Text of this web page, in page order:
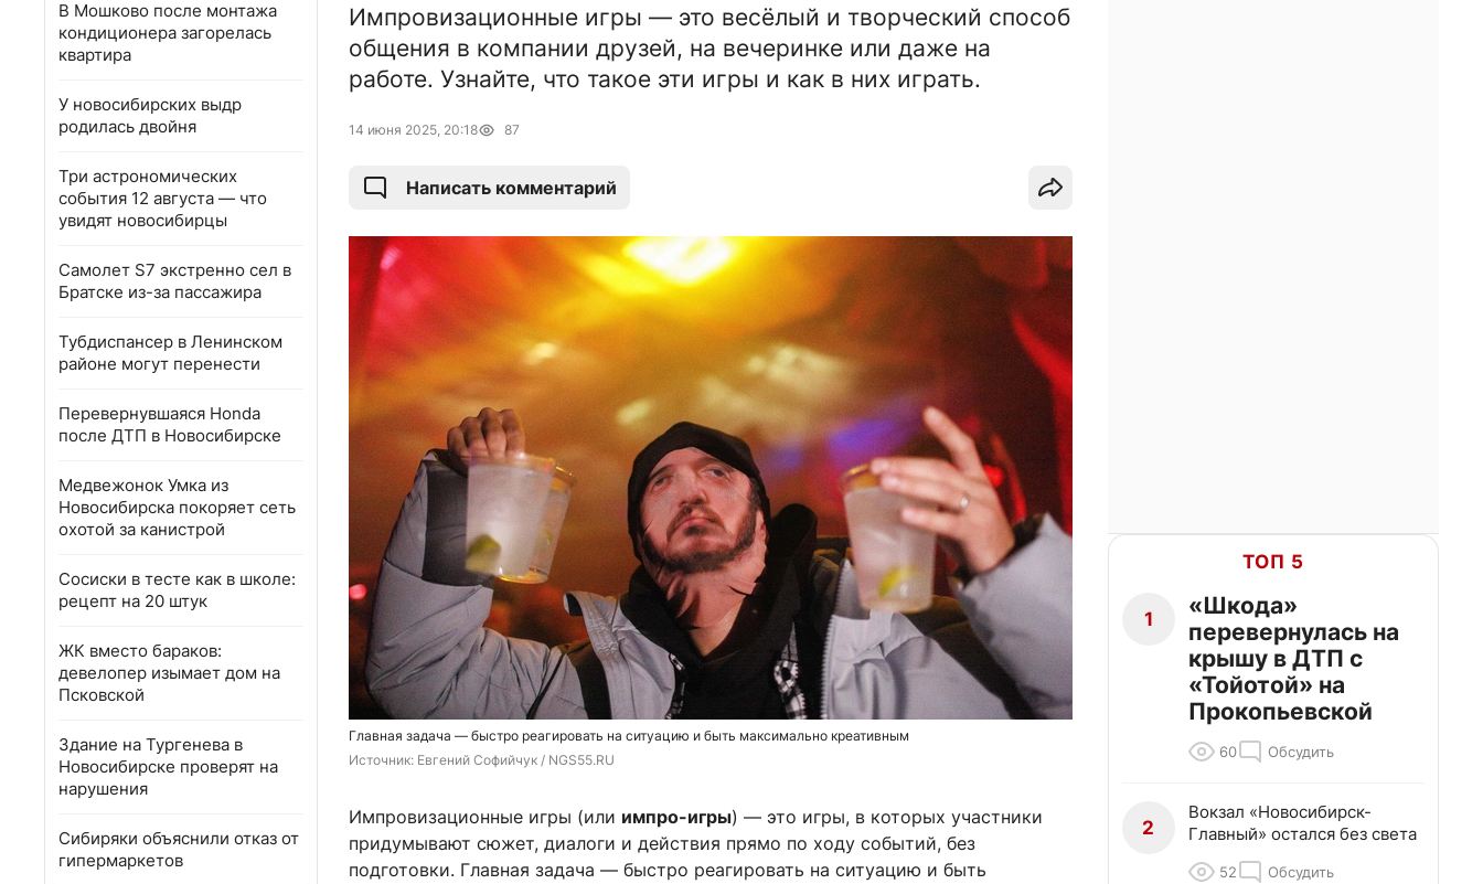
В Мошково после монтажа
кондиционера загорелась
квартира
У новосибирских выдр
родилась двойня
Три астрономических
события 12 августа — что
увидят новосибирцы
Самолет S7 экстренно сел в
Братске из-за пассажира
Тубдиспансер в Ленинском
районе могут перенести
Перевернувшаяся Honda
после ДТП в Новосибирске
Медвежонок Умка из
Новосибирска покоряет сеть
охотой за канистрой
Сосиски в тесте как в школе:
рецепт на 20 штук
ЖК вместо бараков:
девелопер изымает дом на
Псковской
Здание на Тургенева в
Новосибирске проверят на
нарушения
Сибиряки объяснили отказ от
гипермаркетов
Импровизационные игры — это весёлый и творческий способ
общения в компании друзей, на вечеринке или даже на
работе. Узнайте, что такое эти игры и как в них играть.
14 июня 2025, 20:18 87
Написать комментарий
Главная задача — быстро реагировать на ситуацию и быть максимально креативным
Источник: Евгений Софийчук / NGS55.RU
Импровизационные игры (или импро-игры) — это игры, в которых участники
придумывают сюжет, диалоги и действия прямо по ходу событий, без
подготовки. Главная задача — быстро реагировать на ситуацию и быть
ТОП 5
1
«Шкода»
перевернулась на
крышу в ДТП с
«Тойотой» на
Прокопьевской
60 Обсудить
2
Вокзал «Новосибирск-
Главный» остался без света
52 Обсудить